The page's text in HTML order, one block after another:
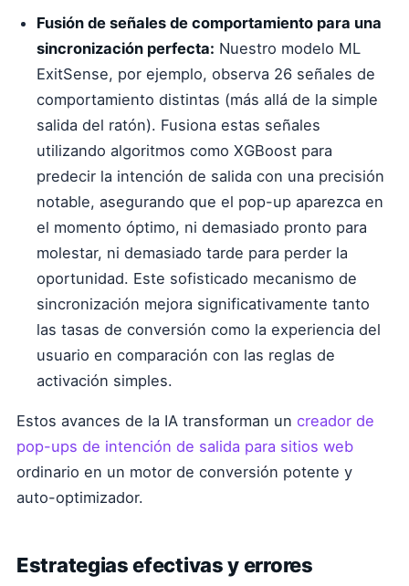
Fusión de señales de comportamiento para una
sincronización perfecta: Nuestro modelo ML
ExitSense, por ejemplo, observa 26 señales de
comportamiento distintas (más allá de la simple
salida del ratón). Fusiona estas señales
utilizando algoritmos como XGBoost para
predecir la intención de salida con una precisión
notable, asegurando que el pop-up aparezca en
el momento óptimo, ni demasiado pronto para
molestar, ni demasiado tarde para perder la
oportunidad. Este sofisticado mecanismo de
sincronización mejora significativamente tanto
las tasas de conversión como la experiencia del
usuario en comparación con las reglas de
activación simples.
Estos avances de la IA transforman un creador de
pop-ups de intención de salida para sitios web
ordinario en un motor de conversión potente y
auto-optimizador.
Estrategias efectivas y errores